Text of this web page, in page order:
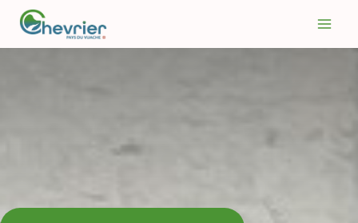
Aller
contenu